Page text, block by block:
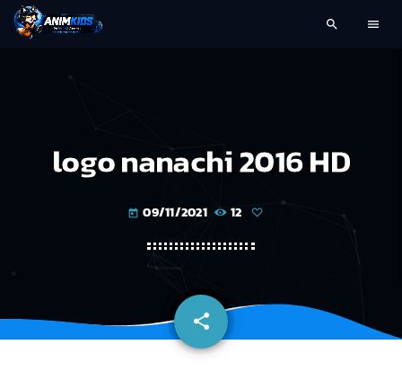
search menu
logo nanachi 2016 HD
today 09/11/2021 12
share
email